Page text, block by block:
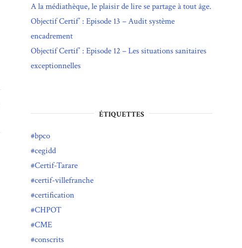
A la médiathèque, le plaisir de lire se partage à tout âge.
Objectif Certif’ : Episode 13 – Audit système
encadrement
Objectif Certif’ : Episode 12 – Les situations sanitaires
exceptionnelles
ÉTIQUETTES
bpco
cegidd
Certif-Tarare
certif-villefranche
certification
CHPOT
CME
conscrits